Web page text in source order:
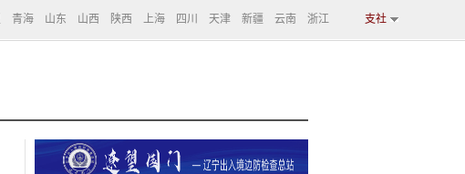
青海 山东 山西 陕西 上海 四川 天津 新疆 云南 浙江 支社